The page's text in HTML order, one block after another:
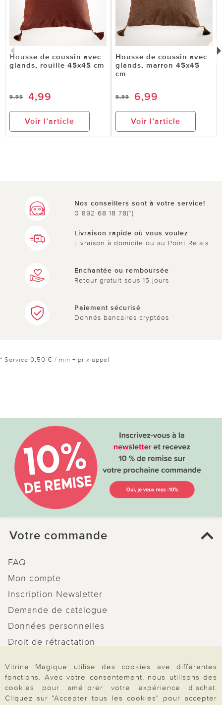
Housse de coussin avec
glands, rouille 45x45 cm
9,99 4,99
Voir l’article
Housse de coussin avec
glands, marron 45x45
cm
9,99 6,99
Voir l’article
Nos conseillers sont à votre service!
0 892 68 18 78(*)
Livraison rapide où vous voulez
Livraison à domicile ou au Point Relais
Enchantée ou remboursée
Retour gratuit sous 15 jours
Paiement sécurisé
Donnés bancaires cryptées
* Service 0,50 € / min + prix appel
Votre commande
FAQ
Mon compte
Inscription Newsletter
Demande de catalogue
Données personnelles
Droit de rétractation
Vitrine Magique utilise des cookies ave différentes
fonctions. Avec votre consentement, nous utilisons des
cookies pour améliorer votre expérience d'achat.
Cliquez sur "Accepter tous les cookies" pour accepter